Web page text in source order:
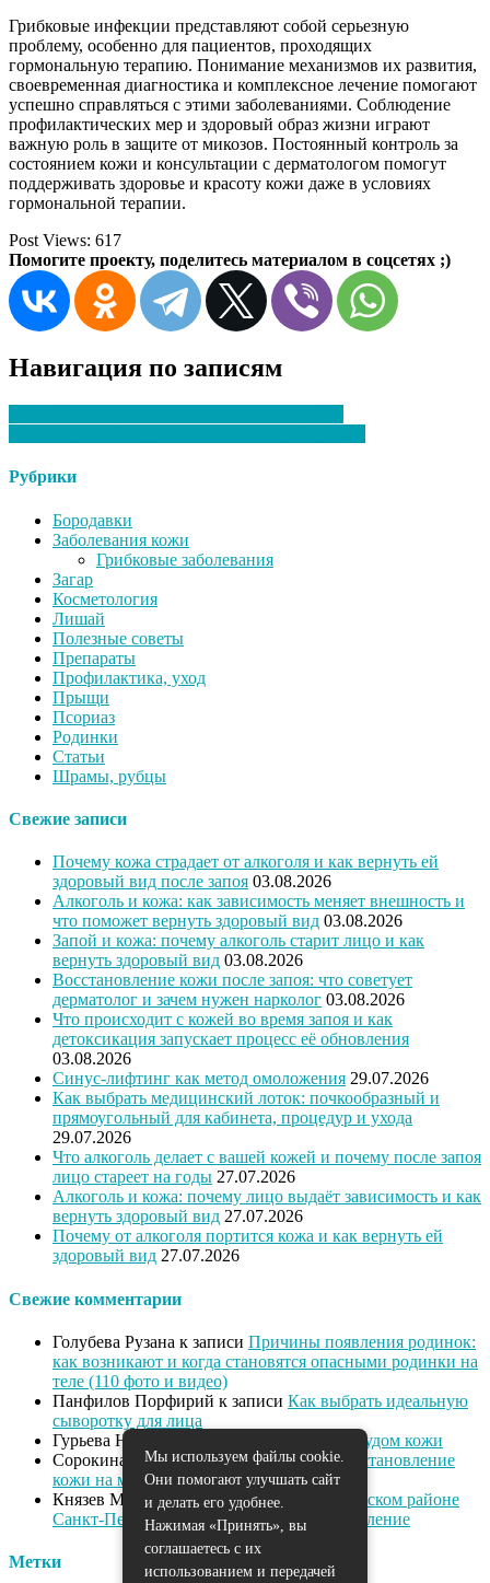
Грибковые инфекции представляют собой серьезную
проблему, особенно для пациентов, проходящих
гормональную терапию. Понимание механизмов их развития,
своевременная диагностика и комплексное лечение помогают
успешно справляться с этими заболеваниями. Соблюдение
профилактических мер и здоровый образ жизни играют
важную роль в защите от микозов. Постоянный контроль за
состоянием кожи и консультации с дерматологом помогут
поддерживать здоровье и красоту кожи даже в условиях
гормональной терапии.
Post Views: 617
Помогите проекту, поделитесь материалом в соцсетях ;)
Навигация по записям
Рубрики
Бородавки
Заболевания кожи
Грибковые заболевания
Загар
Косметология
Лишай
Полезные советы
Препараты
Профилактика, уход
Прыщи
Псориаз
Родинки
Статьи
Шрамы, рубцы
Свежие записи
Почему кожа страдает от алкоголя и как вернуть ей
здоровый вид после запоя 03.08.2026
Алкоголь и кожа: как зависимость меняет внешность и
что поможет вернуть здоровый вид 03.08.2026
Запой и кожа: почему алкоголь старит лицо и как
вернуть здоровый вид 03.08.2026
Восстановление кожи после запоя: что советует
дерматолог и зачем нужен нарколог 03.08.2026
Что происходит с кожей во время запоя и как
детоксикация запускает процесс её обновления
03.08.2026
Синус-лифтинг как метод омоложения 29.07.2026
Как выбрать медицинский лоток: почкообразный и
прямоугольный для кабинета, процедур и ухода
29.07.2026
Что алкоголь делает с вашей кожей и почему после запоя
лицо стареет на годы 27.07.2026
Алкоголь и кожа: почему лицо выдаёт зависимость и как
вернуть здоровый вид 27.07.2026
Почему от алкоголя портится кожа и как вернуть ей
здоровый вид 27.07.2026
Свежие комментарии
Голубева Рузана к записи Причины появления родинок:
как возникают и когда становятся опасными родинки на
теле (110 фото и видео)
Панфилов Порфирий к записи Как выбрать идеальную
сыворотку для лица
Гурьева Нева
Как справиться с зудом кожи
Сорокина Дианак записи Питание и восстановление
кожи на марше
Князев Миланк записиМассаж в Выборгском районе
Санкт-Петербурга: омоложение и расслабление
Метки
Мы используем файлы cookie.
Они помогают улучшать сайт
и делать его удобнее.
Нажимая «Принять», вы
соглашаетесь с их
использованием и передачей